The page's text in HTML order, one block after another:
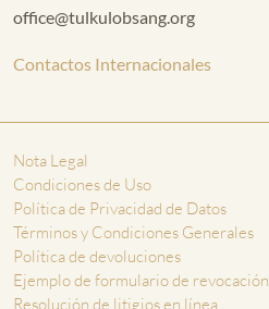
office@tulkulobsang.org
Contactos Internacionales
Nota Legal
Condiciones de Uso
Política de Privacidad de Datos
Términos y Condiciones Generales
Política de devoluciones
Ejemplo de formulario de revocación
Resolución de litigios en línea